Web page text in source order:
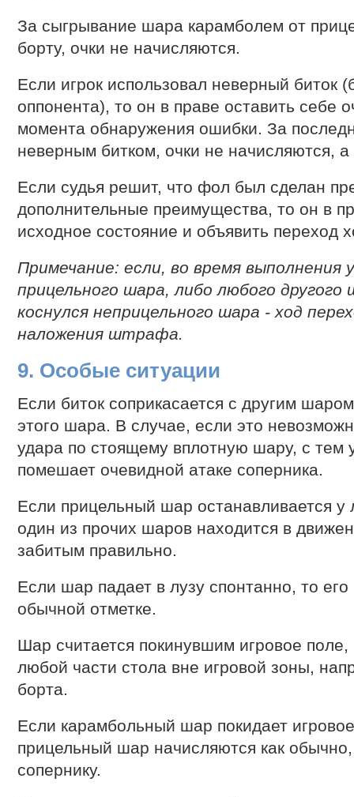
За сыгрывание шара карамболем от
борту, очки не начисляются.
Если игрок использовал неверный биток
оппонента), то он в праве оставить себе
момента обнаружения ошибки. За
неверным битком, очки не начисляются, а
Если судья решит, что фол был сделан
дополнительные преимущества, то он в
исходное состояние и объявить переход
Примечание: если, во время выполнения
прицельного шара, либо любого
коснулся неприцельного шара - ход
наложения штрафа.
9. Особые ситуации
Если биток соприкасается с другим
этого шара. В случае, если это
удара по стоящему вплотную шару, с тем
помешает очевидной атаке соперника.
Если прицельный шар останавливается у
один из прочих шаров находится в
забитым правильно.
Если шар падает в лузу спонтанно, то
обычной отметке.
Шар считается покинувшим игровое поле,
любой части стола вне игровой зоны,
борта.
Если карамбольный шар покидает
прицельный шар начисляются как
сопернику.